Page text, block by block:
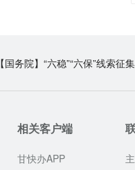
【国务院】“六稳”“六保”线索征集
相关客户端
甘快办APP